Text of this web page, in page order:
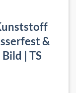
&
| TS